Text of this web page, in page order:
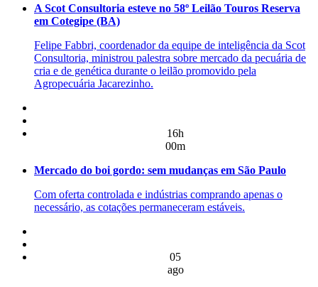
A Scot Consultoria esteve no 58º Leilão Touros Reserva
em Cotegipe (BA)
Felipe Fabbri, coordenador da equipe de inteligência da Scot
Consultoria, ministrou palestra sobre mercado da pecuária de
cria e de genética durante o leilão promovido pela
Agropecuária Jacarezinho.
16h
00m
Mercado do boi gordo: sem mudanças em São Paulo
Com oferta controlada e indústrias comprando apenas o
necessário, as cotações permaneceram estáveis.
05
ago